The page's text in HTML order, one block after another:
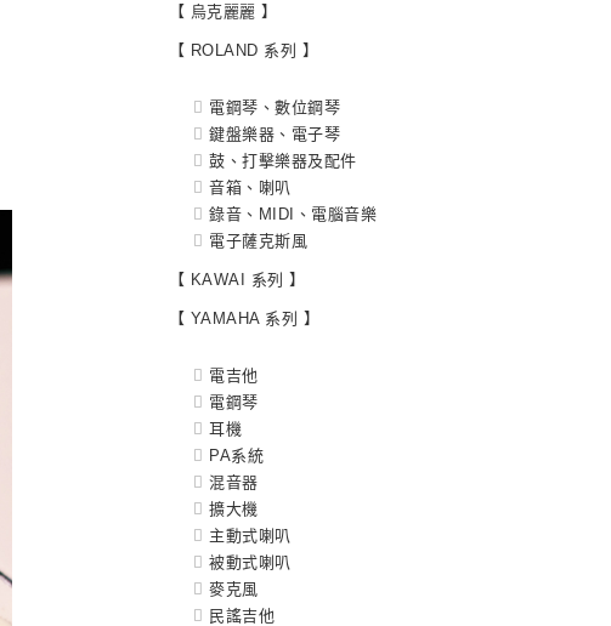
【 烏克麗麗 】
【 ROLAND 系列 】
電鋼琴、數位鋼琴
鍵盤樂器、電子琴
鼓、打擊樂器及配件
音箱、喇叭
錄音、MIDI、電腦音樂
電子薩克斯風
【 KAWAI 系列 】
【 YAMAHA 系列 】
電吉他
電鋼琴
耳機
PA系統
混音器
擴大機
主動式喇叭
被動式喇叭
麥克風
民謠吉他